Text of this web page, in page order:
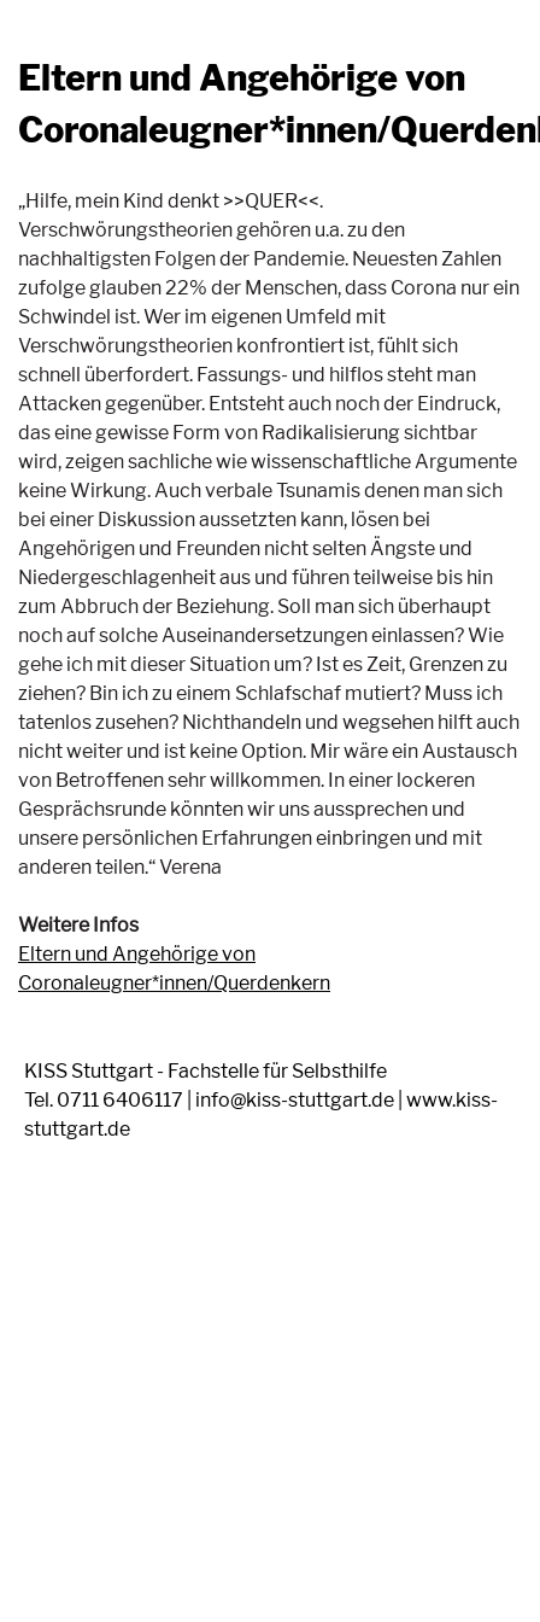
Eltern und Angehörige von
Coronaleugner*innen/
„Hilfe, mein Kind denkt >>QUER<<.
Verschwörungstheorien gehören u.a. zu den
nachhaltigsten Folgen der Pandemie. Neuesten Zahlen
zufolge glauben 22% der Menschen, dass Corona nur ein
Schwindel ist. Wer im eigenen Umfeld mit
Verschwörungstheorien konfrontiert ist, fühlt sich
schnell überfordert. Fassungs- und hilflos steht man
Attacken gegenüber. Entsteht auch noch der Eindruck,
das eine gewisse Form von Radikalisierung sichtbar
wird, zeigen sachliche wie wissenschaftliche Argumente
keine Wirkung. Auch verbale Tsunamis denen man sich
bei einer Diskussion aussetzten kann, lösen bei
Angehörigen und Freunden nicht selten Ängste und
Niedergeschlagenheit aus und führen teilweise bis hin
zum Abbruch der Beziehung. Soll man sich überhaupt
noch auf solche Auseinandersetzungen einlassen? Wie
gehe ich mit dieser Situation um? Ist es Zeit, Grenzen zu
ziehen? Bin ich zu einem Schlafschaf mutiert? Muss ich
tatenlos zusehen? Nichthandeln und wegsehen hilft auch
nicht weiter und ist keine Option. Mir wäre ein Austausch
von Betroffenen sehr willkommen. In einer lockeren
Gesprächsrunde könnten wir uns aussprechen und
unsere persönlichen Erfahrungen einbringen und mit
anderen teilen.“ Verena
Weitere Infos
Eltern und Angehörige von
Coronaleugner*innen/Querdenkern
KISS Stuttgart - Fachstelle für Selbsthilfe
Tel. 0711 6406117 | info@kiss-stuttgart.de | www.kiss-
stuttgart.de